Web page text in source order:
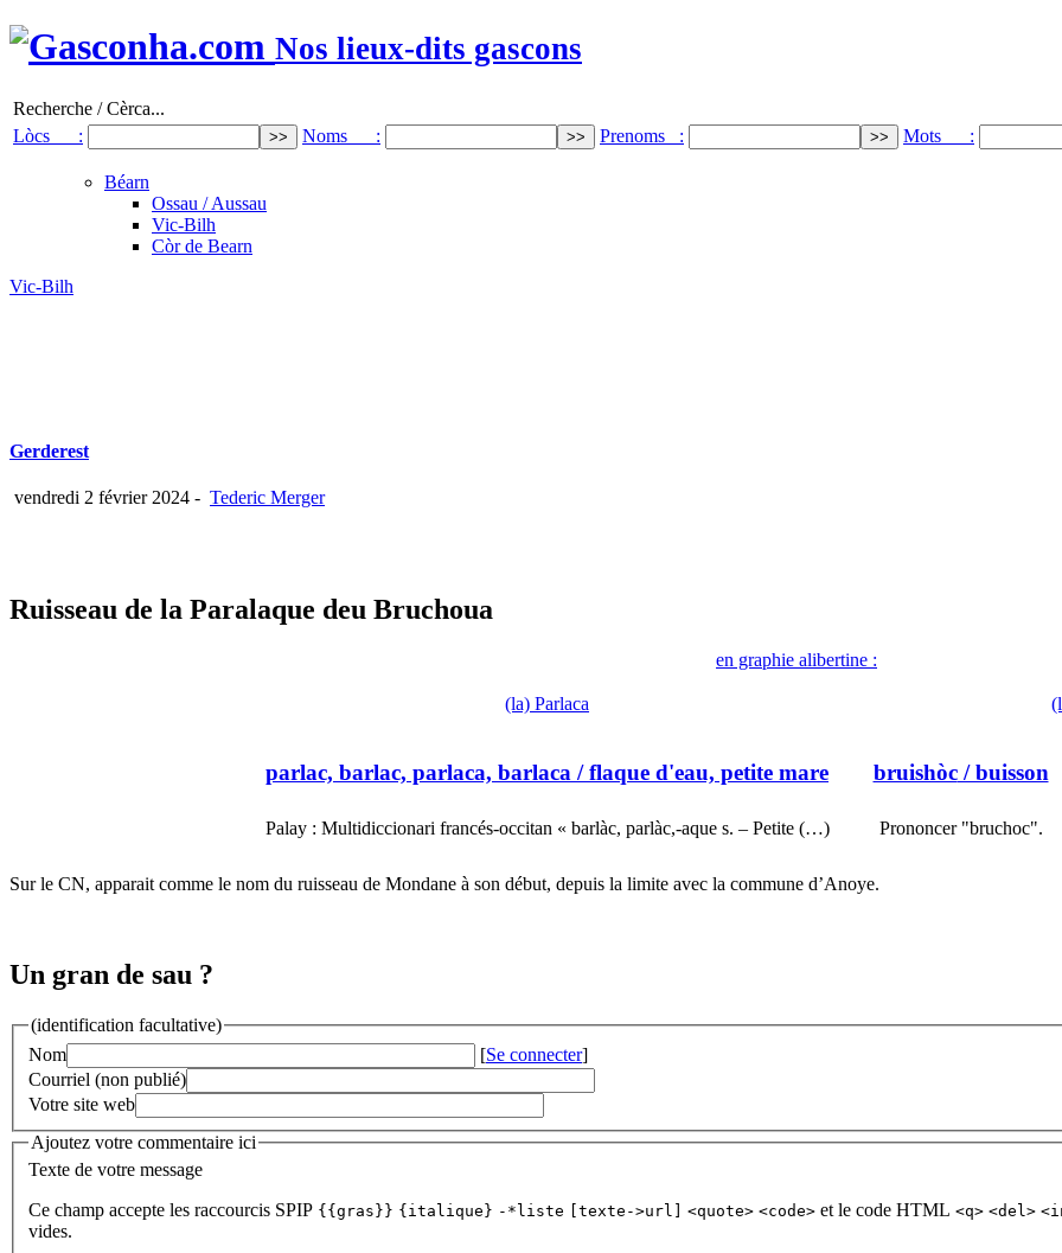
Nos lieux-dits gascons
Recherche / Cèrca...
Lòcs :
Noms : Prenoms : Mots :
Béarn
Ossau / Aussau
Vic-Bilh
Còr de Bearn
Vic-Bilh
Gerderest
vendredi 2 février 2024 - Tederic Merger
Ruisseau de la Paralaque deu Bruchoua
en graphie alibertine :
(la) Parlaca
parlac, barlac, parlaca, barlaca / flaque d'eau, petite mare
Palay : Multidiccionari francés-occitan « barlàc, parlàc,-aque s. – Petite (…)
bruishòc/ buisson
Prononcer "bruchoc".
Sur le CN, apparait comme le nom du ruisseau de Mondane à son début, depuis la limite avec la commune d’Anoye.
Un gran de sau ?
(identification facultative)
Nom
[Se connecter]
Courriel (non publié)
Votre site web
Ajoutez votre commentaire ici
Texte de votre message
Ce champ accepte les raccourcis SPIP {{gras}} {italique} -*liste [texte->url] <quote> <code> et le code HTML <q> <del>
vides.